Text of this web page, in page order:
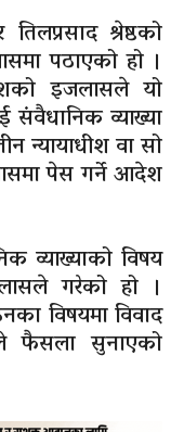
श्रेष्ठको
पठाएको हो ।
इजलासले यो
संवैधानिक व्याख्या
न्यायाधीश वा सो
पेस गर्ने आदेश
व्याख्याको विषय
गरेको हो ।
विषयमा विवाद
फैसला सुनाएको